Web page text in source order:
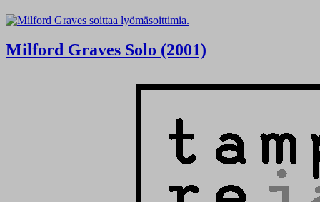
Milford Graves Solo (2001)